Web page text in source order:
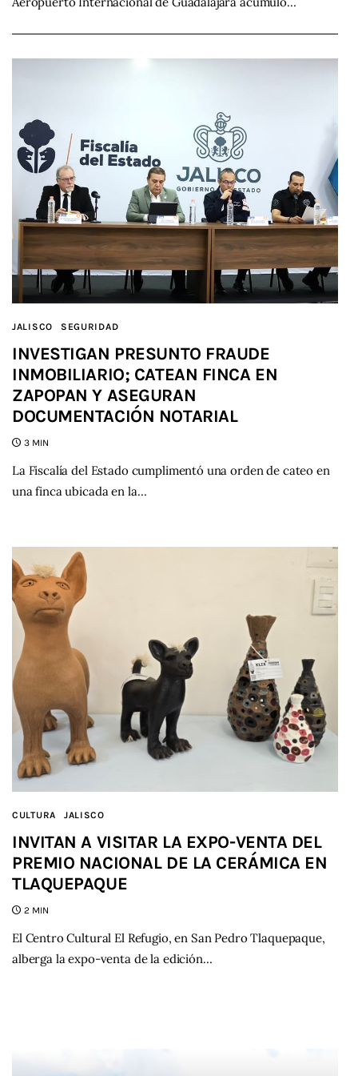
JALISCO SEGURIDAD
INVESTIGAN PRESUNTO FRAUDE
INMOBILIARIO; CATEAN FINCA EN
ZAPOPAN Y ASEGURAN
DOCUMENTACIÓN NOTARIAL
3 MIN
La Fiscalía del Estado cumplimentó una orden de cateo en
una finca ubicada en la…
CULTURA JALISCO
INVITAN A VISITAR LA EXPO-VENTA DEL
PREMIO NACIONAL DE LA CERÁMICA EN
TLAQUEPAQUE
2 MIN
El Centro Cultural El Refugio, en San Pedro Tlaquepaque,
alberga la expo-venta de la edición…